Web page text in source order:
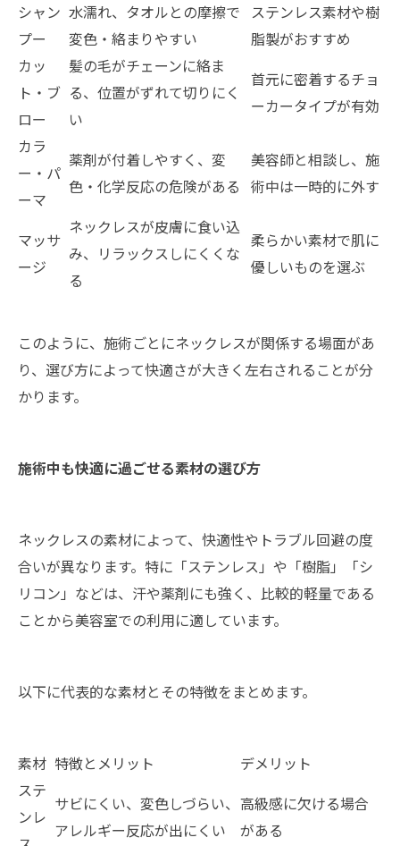
シャン
プー
水濡れ、タオルとの摩擦で
変色・絡まりやすい
ステンレス素材や樹
脂製がおすすめ
カッ
ト・ブ
ロー
髪の毛がチェーンに絡ま
る、位置がずれて切りにく
い
首元に密着するチョ
ーカータイプが有効
カラ
ー・パ
ーマ
薬剤が付着しやすく、変
色・化学反応の危険がある
美容師と相談し、施
術中は一時的に外す
マッサ
ージ
ネックレスが皮膚に食い込
み、リラックスしにくくな
る
柔らかい素材で肌に
優しいものを選ぶ
このように、施術ごとにネックレスが関係する場面があ
り、選び方によって快適さが大きく左右されることが分
かります。
施術中も快適に過ごせる素材の選び方
ネックレスの素材によって、快適性やトラブル回避の度
合いが異なります。特に「ステンレス」や「樹脂」「シ
リコン」などは、汗や薬剤にも強く、比較的軽量である
ことから美容室での利用に適しています。
以下に代表的な素材とその特徴をまとめます。
素材 特徴とメリット
デメリット
ステ
ンレ
サビにくい、変色しづらい、
アレルギー反応が出にくい
高級感に欠ける場合
がある